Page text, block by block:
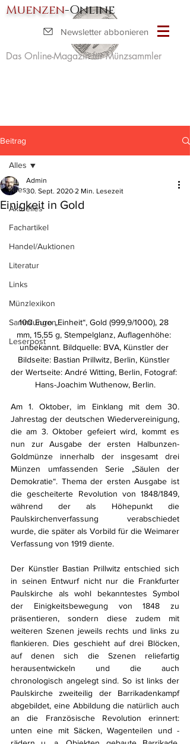
Muenzen-Online
Das Online-Magazin für Münzsammler
Newsletter abbonieren
Beitrag
Alles
Aktuelles
Fachartikel
Handel/Auktionen
Literatur
Links
Münzlexikon
Sammlungen
Leserpost
Alles
Einigkeit in Gold
Admin
30. Sept. 2020 2 Min. Lesezeit
100 Euro „Einheit“, Gold (999,9/1000), 28
mm, 15,55 g, Stempelglanz, Auflagenhöhe:
unbekannt. Bildquelle: BVA, Künstler der
Bildseite: Bastian Prillwitz, Berlin, Künstler
der Wertseite: André Witting, Berlin, Fotograf:
Hans-Joachim Wuthenow, Berlin.
Am 1. Oktober, im Einklang mit dem 30.
Jahrestag der deutschen Wiedervereinigung,
die am 3. Oktober gefeiert wird, kommt es
nun zur Ausgabe der ersten Halbunzen-
Goldmünze innerhalb der insgesamt drei
Münzen umfassenden Serie „Säulen der
Demokratie“. Thema der ersten Ausgabe ist
die gescheiterte Revolution von 1848/1849,
während der als Höhepunkt die
Paulskirchenverfassung verabschiedet
wurde, die später als Vorbild für die Weimarer
Verfassung von 1919 diente.
Der Künstler Bastian Prillwitz entschied sich
in seinen Entwurf nicht nur die Frankfurter
Paulskirche als wohl bekanntestes Symbol
der Einigkeitsbewegung von 1848 zu
präsentieren, sondern diese zudem mit
weiteren Szenen jeweils rechts und links zu
flankieren. Dies geschieht auf drei Blöcken,
auf denen sich die Szenen reliefartig
herausentwickeln und die auch
chronologisch angelegt sind. So ist links der
Paulskirche zweiteilig der Barrikadenkampf
abgebildet, eine Abbildung die natürlich auch
an die Französische Revolution erinnert:
unten eine mit Säcken, Wagenteilen und -